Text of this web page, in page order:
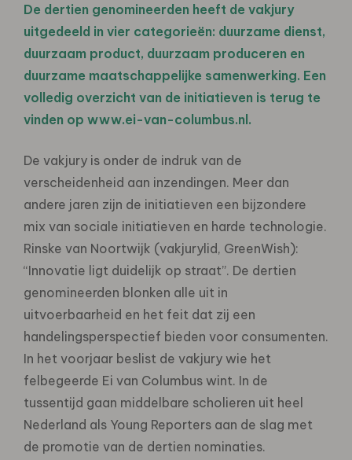
De dertien genomineerden heeft de vakjury
uitgedeeld in vier categorieën: duurzame dienst,
duurzaam product, duurzaam produceren en
duurzame maatschappelijke samenwerking. Een
volledig overzicht van de initiatieven is terug te
vinden op www.ei-van-columbus.nl.
De vakjury is onder de indruk van de
verscheidenheid aan inzendingen. Meer dan
andere jaren zijn de initiatieven een bijzondere
mix van sociale initiatieven en harde technologie.
Rinske van Noortwijk (vakjurylid, GreenWish):
“Innovatie ligt duidelijk op straat”. De dertien
genomineerden blonken alle uit in
uitvoerbaarheid en het feit dat zij een
handelingsperspectief bieden voor consumenten.
In het voorjaar beslist de vakjury wie het
felbegeerde Ei van Columbus wint. In de
tussentijd gaan middelbare scholieren uit heel
Nederland als Young Reporters aan de slag met
de promotie van de dertien nominaties.